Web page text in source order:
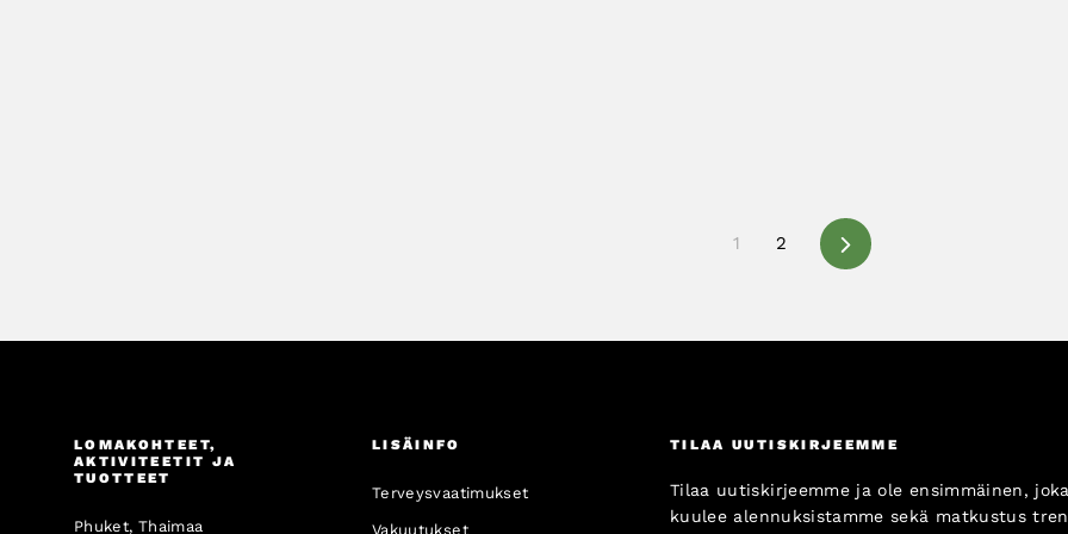
1 2 Next
LOMAKOHTEET,
AKTIVITEETIT JA
TUOTTEET
Phuket, Thaimaa
LISÄINFO
Terveysvaatimukset
Vakuutukset
TILAA UUTISKIRJEEMME
Tilaa uutiskirjeemme ja ole ensimmäinen, joka
kuulee alennuksistamme sekä matkustus